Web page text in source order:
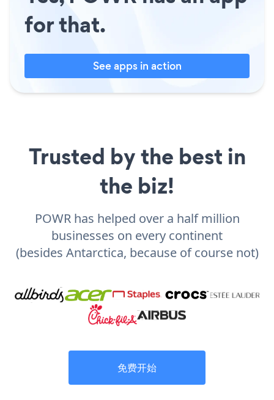
for that.
See apps in action
Trusted by the best in
the biz!
POWR has helped over a half million
businesses on every continent
(besides Antarctica, because of course not)
免费开始